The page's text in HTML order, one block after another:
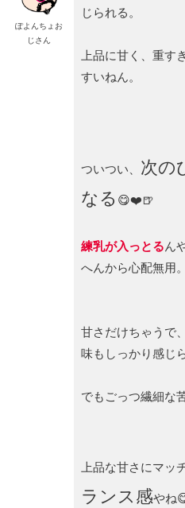
ぽよんちょお
じさん
じられる。
上品に甘く、重す
すいねん。
ついつい、 次の
なる 😋❤️🍺
練乳が入っとるん
へんから心配無用。
甘さだけちゃうで
味もしっかり感じ
でもごっつ繊細な苦
上品な甘さにマッ
ランス感やね